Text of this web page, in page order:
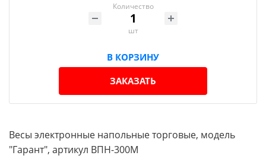
Количество
шт
В КОРЗИНУ
ЗАКАЗАТЬ
Весы электронные напольные торговые, модель
"Гарант", артикул ВПН-300М